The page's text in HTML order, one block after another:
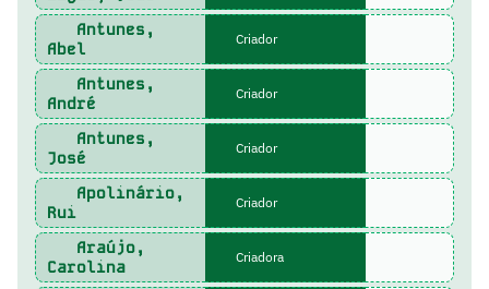
Antunes,
Abel
Criador
Antunes,
André
Criador
Antunes,
José
Criador
Apolinário,
Rui
Criador
Araújo,
Carolina
Criadora